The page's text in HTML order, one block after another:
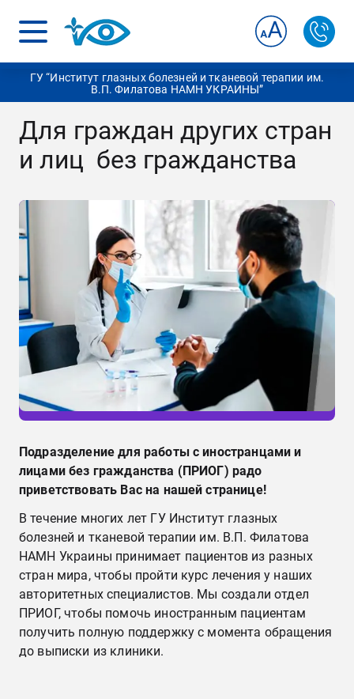
ГУ “Институт глазных болезней и тканевой терапии им.
В.П. Филатова НАМН УКРАИНЫ”
Для граждан других стран
и лиц без гражданства
Подразделение для работы с иностранцами и
лицами без гражданства (ПРИОГ) радо
приветствовать Вас на нашей странице!
В течение многих лет ГУ Институт глазных
болезней и тканевой терапии им. В.П. Филатова
НАМН Украины принимает пациентов из разных
стран мира, чтобы пройти курс лечения у наших
авторитетных специалистов. Мы создали отдел
ПРИОГ, чтобы помочь иностранным пациентам
получить полную поддержку с момента обращения
до выписки из клиники.